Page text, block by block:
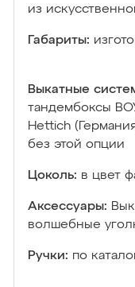
из
Габариты:
Выкатные
тандембоксы
Hettich
без этой опции
Цоколь: в цвет
Аксессуары:
волшебные
Ручки: по